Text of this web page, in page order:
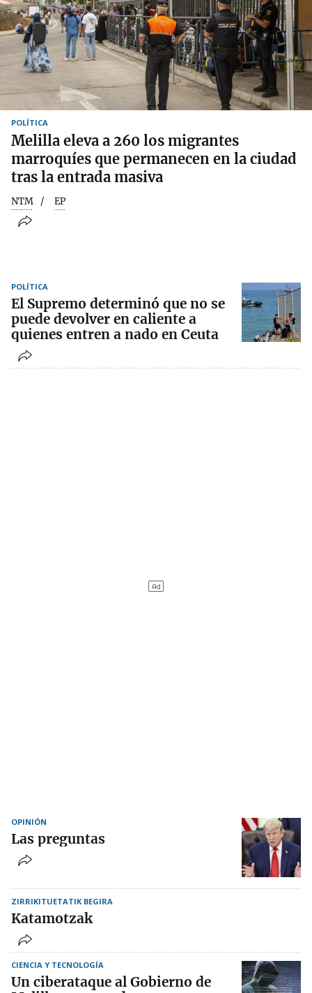
POLÍTICA
Melilla eleva a 260 los migrantes
marroquíes que permanecen en la ciudad
tras la entrada masiva
NTM EP
POLÍTICA
El Supremo determinó que no se
puede devolver en caliente a
quienes entren a nado en Ceuta
OPINIÓN
Las preguntas
ZIRRIKITUETATIK BEGIRA
Katamotzak
CIENCIA Y TECNOLOGÍA
Un ciberataque al Gobierno de